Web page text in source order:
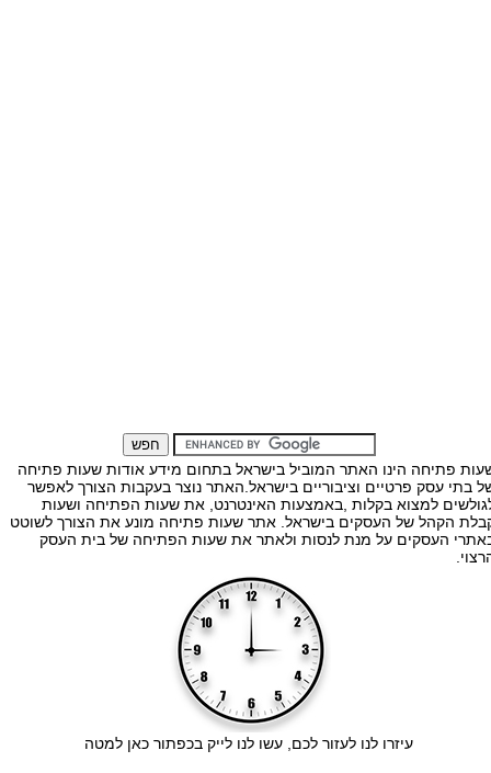
פתיחה הינו האתר המוביל בישראל בתחום מידע אודות שעות פתיחה
בתי עסק פרטיים וציבוריים בישראל.האתר נוצר בעקבות הצורך לאפשר
למצוא בקלות ,באמצעות האינטרנט, את שעות הפתיחה ושעות
הקהל של העסקים בישראל. אתר שעות פתיחה מונע את הצורך לשוטט
העסקים על מנת לנסות ולאתר את שעות הפתיחה של בית העסק
עיזרו לנו לעזור לכם, עשו לנו לייק בכפתור כאן למטה